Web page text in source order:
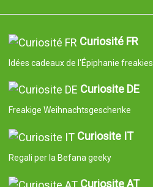
Curiosité FR
Idées cadeaux de l'Épiphanie freakies
Curiosite DE
Freakige Weihnachtsgeschenke
Curiosite IT
Regali per la Befana geeky
Curiosite AT